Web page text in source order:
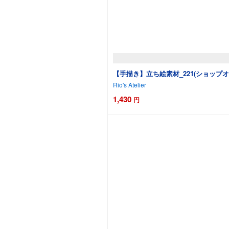
【手描き】立ち絵素材_221(ショッ
Rio's Atelier
1,430 円